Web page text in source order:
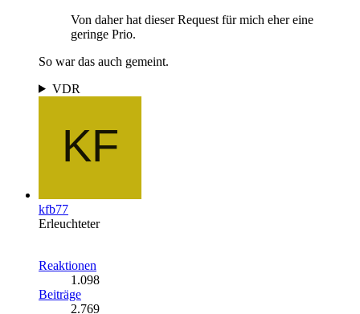
Von daher hat dieser Request für mich eher eine
geringe Prio.
So war das auch gemeint.
VDR
kfb77
Erleuchteter
Reaktionen
1.098
Beiträge
2.769